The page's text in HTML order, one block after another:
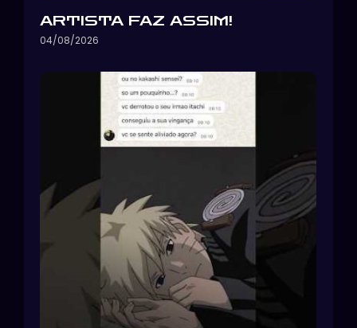
ARTISTA FAZ ASSIM!
04/08/2026